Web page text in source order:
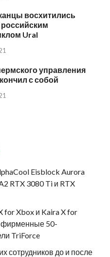
восхитились
Ural
управления
с собой
Eisblock Aurora
RTX 3080 Ti и RTX
for Xbox и Kaira X for
фирменные 50-
TriForce
сотрудников до и после